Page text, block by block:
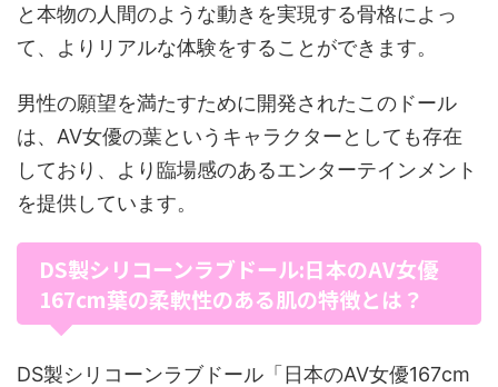
と本物の人間のような動きを実現する骨格によっ
て、よりリアルな体験をすることができます。
男性の願望を満たすために開発されたこのドール
は、AV女優の葉というキャラクターとしても存在
しており、より臨場感のあるエンターテインメント
を提供しています。
DS製シリコーンラブドール:日本のAV女優
167cm葉の柔軟性のある肌の特徴とは？
DS製シリコーンラブドール「日本のAV女優167cm